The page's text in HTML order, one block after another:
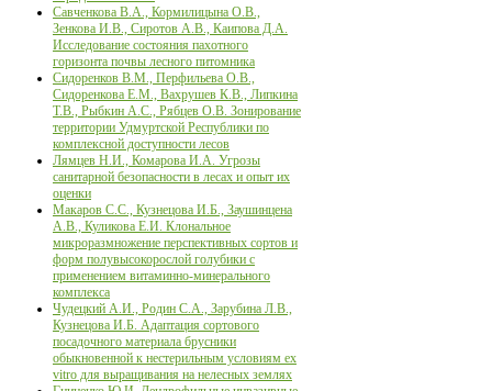
Савченкова В.А., Кормилицына О.В.,
Зенкова И.В., Сиротов А.В., Каипова Д.А.
Исследование состояния пахотного
горизонта почвы лесного питомника
Сидоренков В.М., Перфильева О.В.,
Сидоренкова Е.М., Вахрушев К.В., Липкина
Т.В., Рыбкин А.С., Рябцев О.В. Зонирование
территории Удмуртской Республики по
комплексной доступности лесов
Лямцев Н.И., Комарова И.А. Угрозы
санитарной безопасности в лесах и опыт их
оценки
Макаров С.С., Кузнецова И.Б., Заушинцена
А.В., Куликова Е.И. Клональное
микроразмножение перспективных сортов и
форм полувысокорослой голубики с
применением витаминно-минерального
комплекса
Чудецкий А.И., Родин С.А., Зарубина Л.В.,
Кузнецова И.Б. Адаптация сортового
посадочного материала брусники
обыкновенной к нестерильным условиям ex
vitro для выращивания на нелесных землях